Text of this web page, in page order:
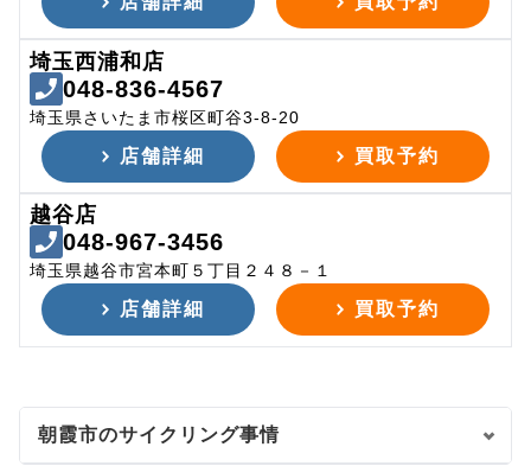
埼玉西浦和店
048-836-4567
埼玉県さいたま市桜区町谷3-8-20
店舗詳細 買取予約
越谷店
048-967-3456
埼玉県越谷市宮本町５丁目２４８－１
店舗詳細 買取予約
朝霞市のサイクリング事情